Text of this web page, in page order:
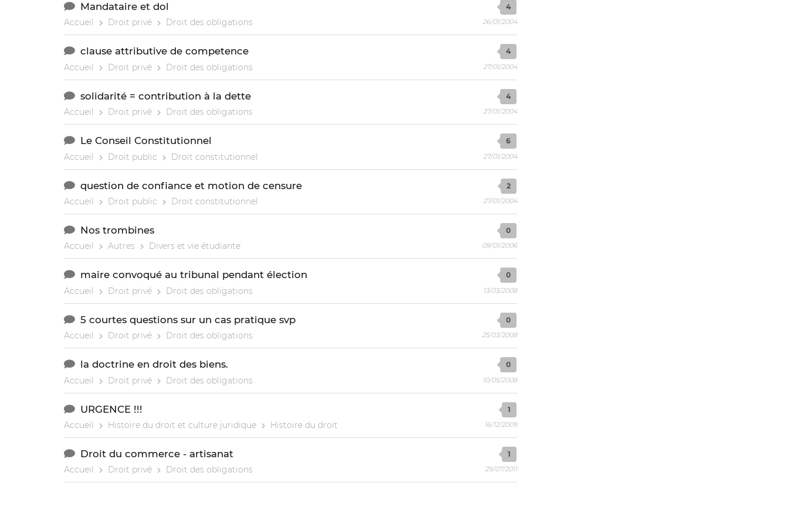
Mandataire et dol
Accueil Droit privé Droit des obligations
4
26/01/2004
clause attributive de competence
Accueil Droit privé Droit des obligations
4
27/01/2004
solidarité = contribution à la dette
Accueil Droit privé Droit des obligations
4
27/01/2004
Le Conseil Constitutionnel
Accueil Droit public Droit constitutionnel
6
27/01/2004
question de confiance et motion de censure
Accueil Droit public Droit constitutionnel
2
27/01/2004
Nos trombines
Accueil Autres Divers et vie étudiante
0
09/01/2006
maire convoqué au tribunal pendant élection
Accueil Droit privé Droit des obligations
0
13/03/2008
5 courtes questions sur un cas pratique svp
Accueil Droit privé Droit des obligations
0
25/03/2008
la doctrine en droit des biens.
Accueil Droit privé Droit des obligations
0
10/05/2008
URGENCE !!!
Accueil Histoire du droit et culture juridique Histoire du droit
1
16/12/2009
Droit du commerce - artisanat
Accueil Droit privé Droit des obligations
1
29/07/2011